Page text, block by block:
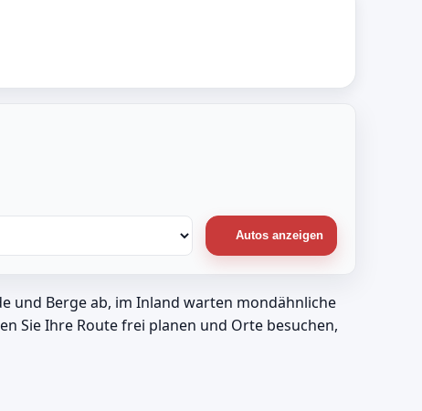
Autos anzeigen
und Berge ab, im Inland warten mondähnliche
Sie Ihre Route frei planen und Orte besuchen,